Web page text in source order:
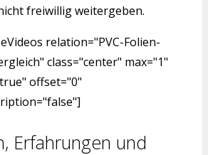
freiwillig weitergeben.
relation="PVC-Folien-
class="center" max="1"
offset="0"
Erfahrungen und